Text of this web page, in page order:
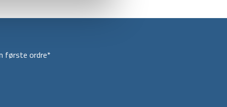
første ordre*